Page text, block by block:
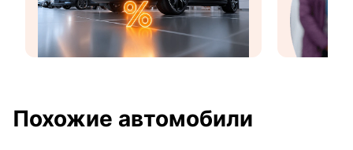
Похожие автомобили